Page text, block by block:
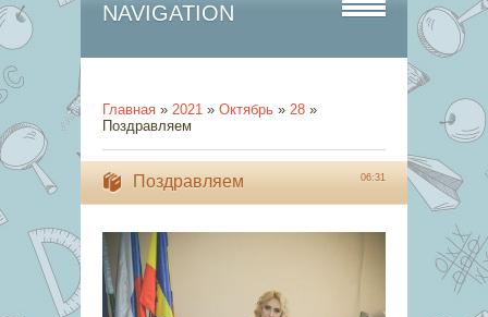
NAVIGATION
Главная » 2021 » Октябрь » 28 »
Поздравляем
06:31
Поздравляем